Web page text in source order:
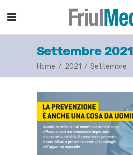
Settembre 2021
Home / 2021 / Settembre